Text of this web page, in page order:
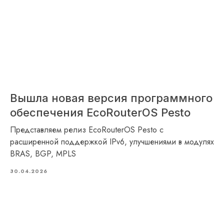
Вышла новая версия программного
обеспечения EcoRouterOS Pesto
Представляем релиз EcoRouterOS Pesto с
расширенной поддержкой IPv6, улучшениями в модулях
BRAS, BGP, MPLS
30.04.2026